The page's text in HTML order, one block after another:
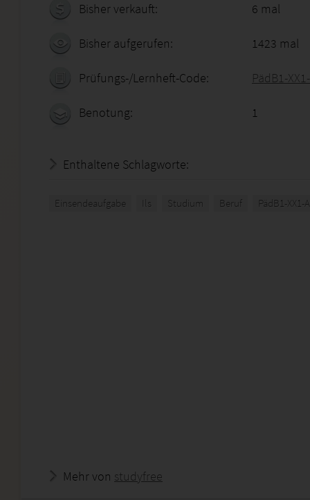
Bisher verkauft: 6 mal
Bisher aufgerufen: 1423 mal
Prüfungs-/Lernheft-Code: PädB1-
Benotung: 1
Enthaltene Schlagworte:
Einsendeaufgabe Ils Studium Beruf PädB1-XX1-
Mehr von studyfree